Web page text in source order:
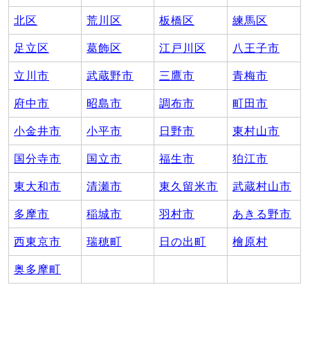
北区 荒川区 板橋区 練馬区
足立区 葛飾区 江戸川区 八王子市
立川市 武蔵野市 三鷹市 青梅市
府中市 昭島市 調布市 町田市
小金井市 小平市 日野市 東村山市
国分寺市 国立市 福生市 狛江市
東大和市 清瀬市 東久留米市 武蔵村山市
多摩市 稲城市 羽村市 あきる野市
西東京市 瑞穂町 日の出町 檜原村
奥多摩町